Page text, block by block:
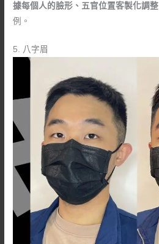
據每個人的臉形、五官位置客製化調整
例。
5. 八字眉